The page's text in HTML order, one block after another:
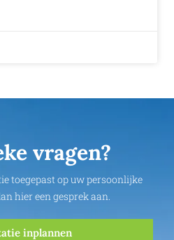
vragen?
toegepast op uw persoonlijke
hier een gesprek aan.
inplannen